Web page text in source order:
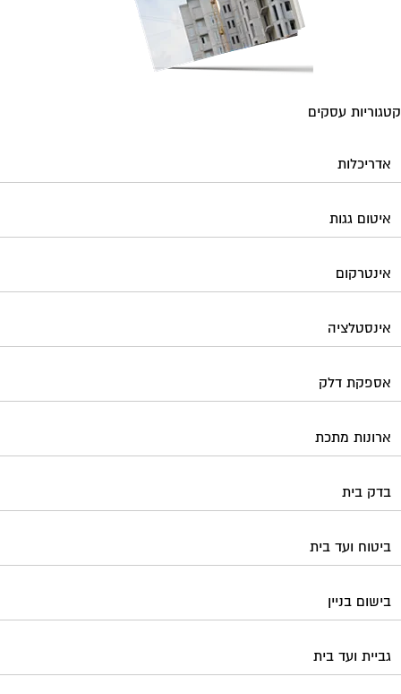
עסקים
אדריכלות
איטום גגות
אינטרקום
אינסטלציה
אספקת דלק
ארונות מתכת
בדק בית
ביטוח ועד בית
בישום בניין
גביית ועד בית